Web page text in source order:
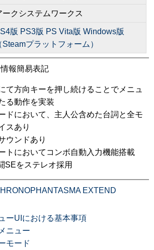
ークシステムワークス
版 PS3版 PS Vita版 Windows版
Steamプラットフォーム）
報簡易表記
て方向キーを押し続けることでメニュ
る動作を実装
ドにおいて、主人公含めた台詞と全モ
スあり
ウンドあり
トにおいてコンボ自動入力機能搭載
SEをステレオ採用
EXTEND
ーUIにおける基本事項
ニュー
モード